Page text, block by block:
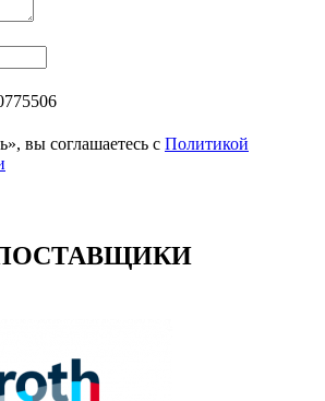
вы соглашаетесь с Политикой